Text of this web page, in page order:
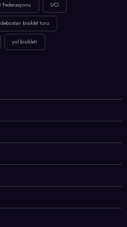
Federasyonu UCI
bisiklet turu
yol bisikleti